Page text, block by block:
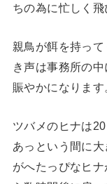
ちの為に忙しく飛
親鳥が餌を持っ
き声は事務所の
賑やかになります
ツバメのヒナは
あっという間に
がへたっぴなヒ